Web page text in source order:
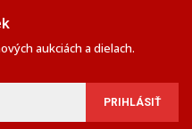
aukciách a dielach.